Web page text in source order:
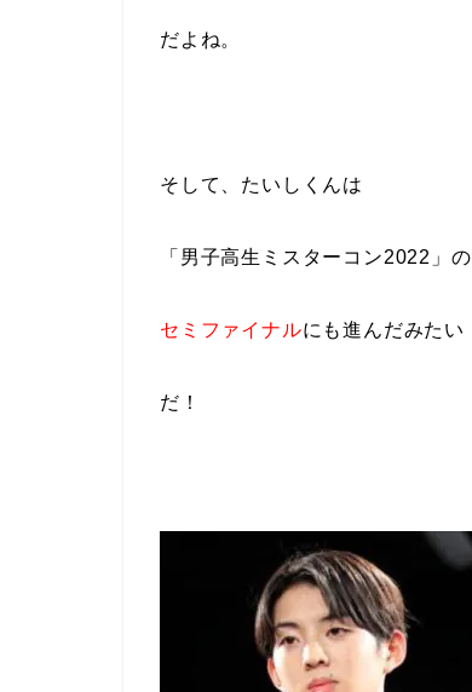
だよね。
そして、たいしくんは
「男子高生ミスターコン2022」の
セミファイナルにも進んだみたい
だ！